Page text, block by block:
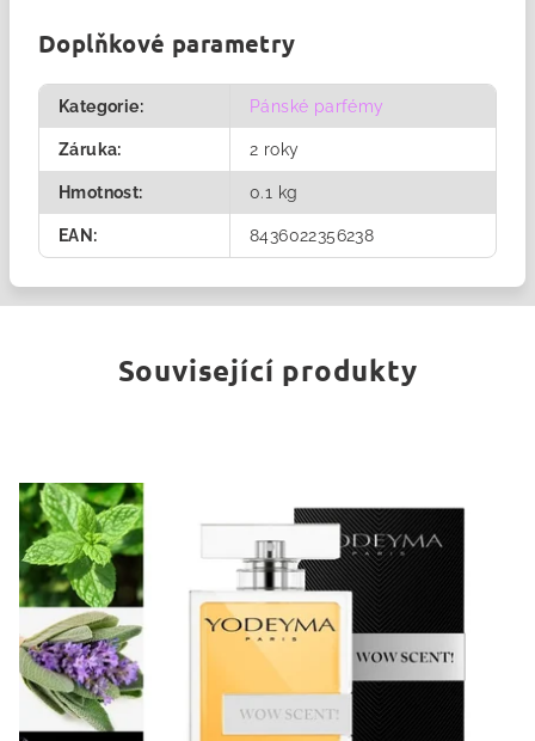
Doplňkové parametry
Kategorie: Pánské parfémy
Záruka: 2 roky
Hmotnost: 0.1 kg
EAN : 8436022356238
Související produkty